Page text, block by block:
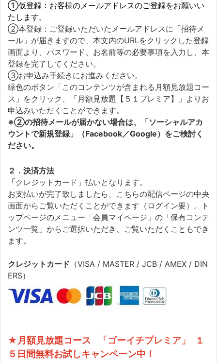
①仮登録：お客様のメールアドレスのご登録をお願いい
たします。
②本登録：ご登録いただいたメールアドレスに「招待メ
ール」が届きますので、本文内のURLをクリックした登録
画面より、パスワード、お名前等の必要事項を入力し、本
登録を完了してください。
③お申込み手続きにお進みください。
緑色のボタン「このコンテンツが含まれる月額見放題コー
ス」をクリック、「月額見放題【５１プレミア】」よりお
申込みいただくことができます。
※②の招待メールが届かない場合は、「ソーシャルアカ
ウントで新規登録」（Facebook／Google）をご検討く
ださい。
２．決済方法
「クレジットカード」払いとなります。
お支払いが完了致しましたら、こちらの配信ページの中央
画面からご覧いただくことができます（ログイン要）。ト
ップページのメニュー「会員マイページ」の「保有コンテ
ンツ一覧」からご選択いただき、ご覧いただくこともでき
ます。
クレジットカード （VISA / MASTER / JCB / AMEX / DIN
ERS）
★月額見放題コース 「ゴーイチプレミア」
１
５日間無料お試しキャンペーン中！